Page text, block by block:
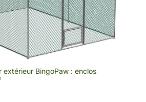
utilisé : notre
poulailler de haute
qualité est un
incontournable pour
de nombreux
amoureux des
animaux et convient
extérieur BingoPaw : enclos